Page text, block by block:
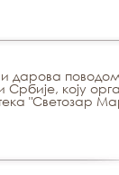
дарова
коју
"Светозар